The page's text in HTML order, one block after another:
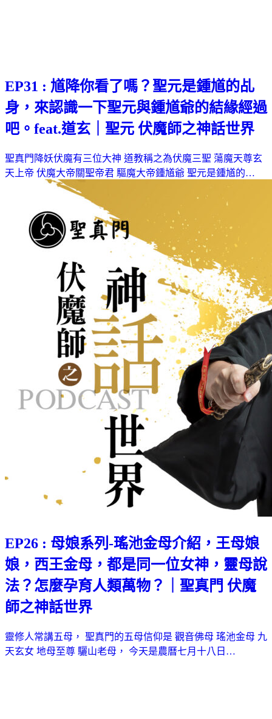
EP31 : 馗降你看了嗎？聖元是鍾馗的乩
身，來認識一下聖元與鍾馗爺的結緣經過
吧。feat.道玄｜聖元 伏魔師之神話世界
聖真門降妖伏魔有三位大神 道教稱之為伏魔三聖 蕩魔天尊玄
天上帝 伏魔大帝關聖帝君 驅魔大帝鍾馗爺 聖元是鍾馗的…
EP26 : 母娘系列-瑤池金母介紹，王母娘
娘，西王金母，都是同一位女神，靈母說
法？怎麼孕育人類萬物？｜聖真門 伏魔
師之神話世界
靈修人常講五母， 聖真門的五母信仰是 觀音佛母 瑤池金母 九
天玄女 地母至尊 驪山老母， 今天是農曆七月十八日…